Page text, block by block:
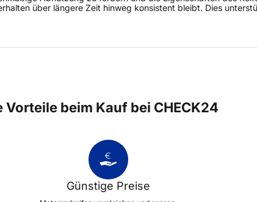
über längere Zeit hinweg konsistent bleibt. Dies
Vorteile beim Kauf bei CHECK24
Günstige Preise